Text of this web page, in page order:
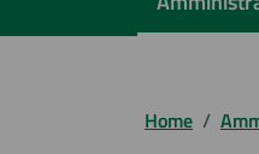
Home /